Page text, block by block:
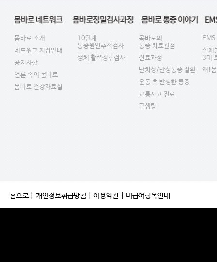
몸바로 소개
네트워크 지점안내
공지사항
언론 속의 몸바로
몸바로 건강자료실
10단계
통증원인추적검사
생체 활력징후검사
몸바로의
통증 치료관점
진료과정
난치성/만성통증 질환
운동 후 발생한 통증
교통사고 진료
근생탕
EMS
신체
3대
왜!
홈으로 개인정보취급방침 이용약관| 비급여항목안내